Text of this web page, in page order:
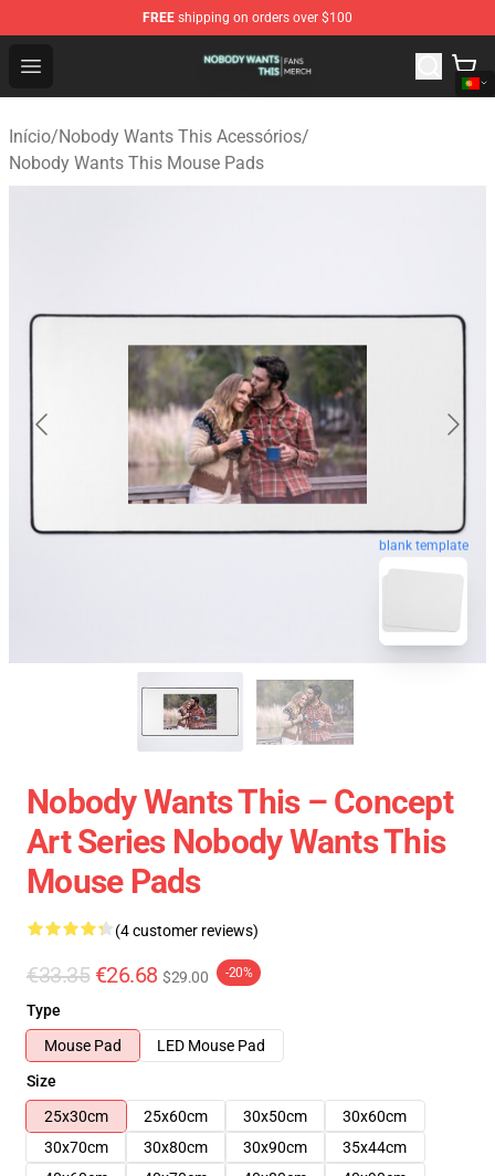
FREE shipping on orders over $100
Open menu
Nobody Wants This Shop - Official Nobody Wants This
Início/Nobody Wants This Acessórios/
Nobody Wants This Mouse Pads
blank template
Nobody Wants This – Concept
Art Series Nobody Wants This
Mouse Pads
(4 customer reviews)
€33.35 €26.68 $29.00 -20%
Type
Mouse Pad
LED Mouse Pad
Size
25x30cm
25x60cm 30x50cm
30x60cm
30x70cm
30x80cm 30x90cm
35x44cm